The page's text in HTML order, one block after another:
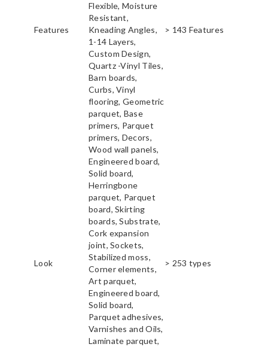
Features
Flexible, Moisture
Resistant,
Kneading Angles,
1-14 Layers,
Custom Design,
> 143 Features
Look
Quartz -Vinyl Tiles,
Barn boards,
Curbs, Vinyl
flooring, Geometric
parquet, Base
primers, Parquet
primers, Decors,
Wood wall panels,
Engineered board,
Solid board,
Herringbone
parquet, Parquet
board, Skirting
boards, Substrate,
Cork expansion
joint, Sockets,
Stabilized moss,
Corner elements,
Art parquet,
Engineered board,
Solid board,
Parquet adhesives,
Varnishes and Oils,
Laminate parquet,
> 253 types